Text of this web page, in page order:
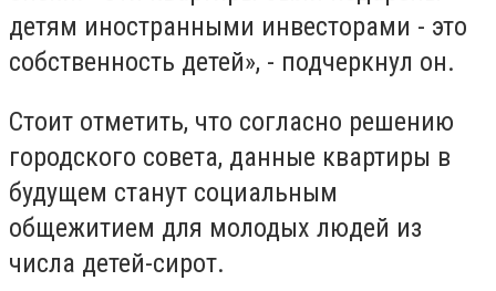
детям иностранными инвесторами - это
собственность детей», - подчеркнул он.
Стоит отметить, что согласно решению
городского совета, данные квартиры в
будущем станут социальным
общежитием для молодых людей из
числа детей-сирот.